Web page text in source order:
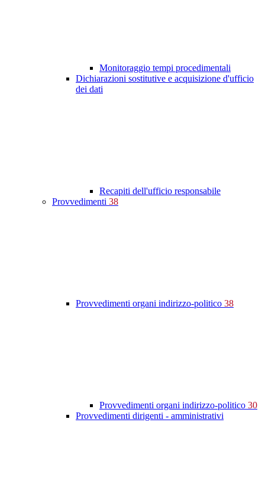
Monitoraggio tempi procedimentali
Dichiarazioni sostitutive e acquisizione d'ufficio
dei dati
Recapiti dell'ufficio responsabile
Provvedimenti 38
Provvedimenti organi indirizzo-politico 38
Provvedimenti organi indirizzo-politico 30
Provvedimenti dirigenti - amministrativi